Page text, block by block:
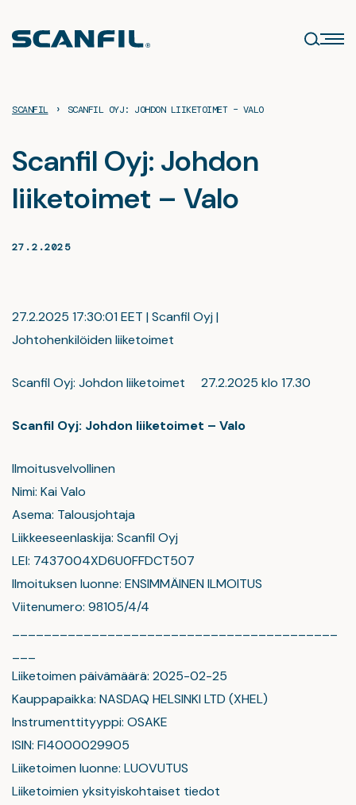
sisältöön
SCANFIL › SCANFIL OYJ: JOHDON LIIKETOIMET – VALO
Scanfil Oyj: Johdon
liiketoimet – Valo
27.2.2025
27.2.2025 17:30:01 EET | Scanfil Oyj |
Johtohenkilöiden liiketoimet
Scanfil Oyj: Johdon liiketoimet 27.2.2025 klo 17.30
Scanfil Oyj: Johdon liiketoimet – Valo
Ilmoitusvelvollinen
Nimi: Kai Valo
Asema: Talousjohtaja
Liikkeeseenlaskija: Scanfil Oyj
LEI: 7437004XD6U0FFDCT507
Ilmoituksen luonne: ENSIMMÄINEN ILMOITUS
Viitenumero: 98105/4/4
Liiketoimen päivämäärä: 2025-02-25
Kauppapaikka: NASDAQ HELSINKI LTD (XHEL)
Instrumenttityyppi: OSAKE
ISIN: FI4000029905
Liiketoimen luonne: LUOVUTUS
Liiketoimien yksityiskohtaiset tiedot